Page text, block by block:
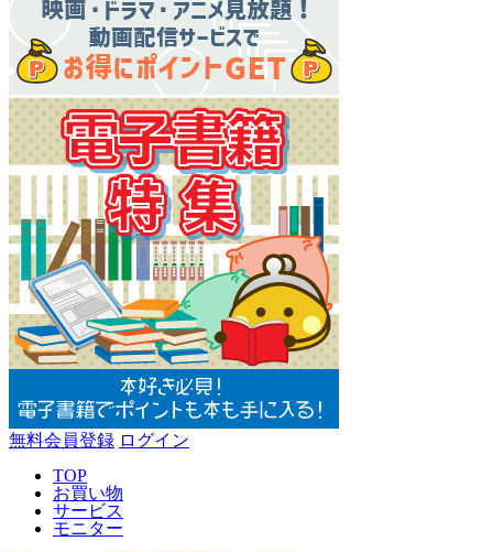
無料会員登録 ログイン
TOP
お買い物
サービス
モニター